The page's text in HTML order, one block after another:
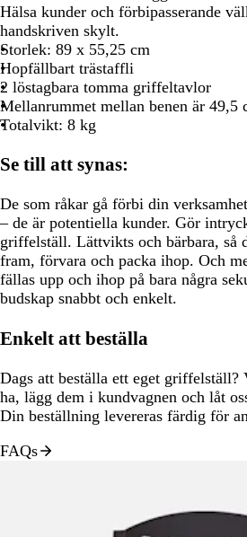
Hälsa kunder och förbipasserande
handskriven skylt.
Storlek: 89 x 55,25 cm
Hopfällbart trästaffli
2 löstagbara tomma griffeltavlor
Mellanrummet mellan benen är 49,5
Totalvikt: 8 kg
Se till att synas:
De som råkar gå förbi din
– de är potentiella kunder. Gör
griffelställ. Lättvikts och bärbara, så
fram, förvara och packa ihop. Och
fällas upp och ihop på bara några
budskap snabbt och enkelt.
Enkelt att beställa
Dags att beställa ett eget
ha, lägg dem i kundvagnen och låt
Din beställning levereras färdig för
FAQs